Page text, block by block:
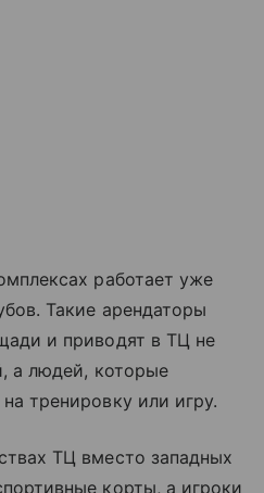
работает уже
Такие арендаторы
и приводят в ТЦ не
а людей, которые
тренировку или игру.
ТЦ вместо западных
корты, а игроки